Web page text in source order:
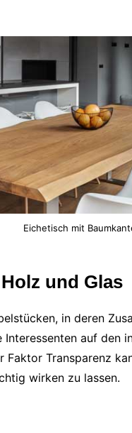
Eichetisch mit
und Glas
in deren
auf den
Faktor Transparenz
wirken zu lassen.